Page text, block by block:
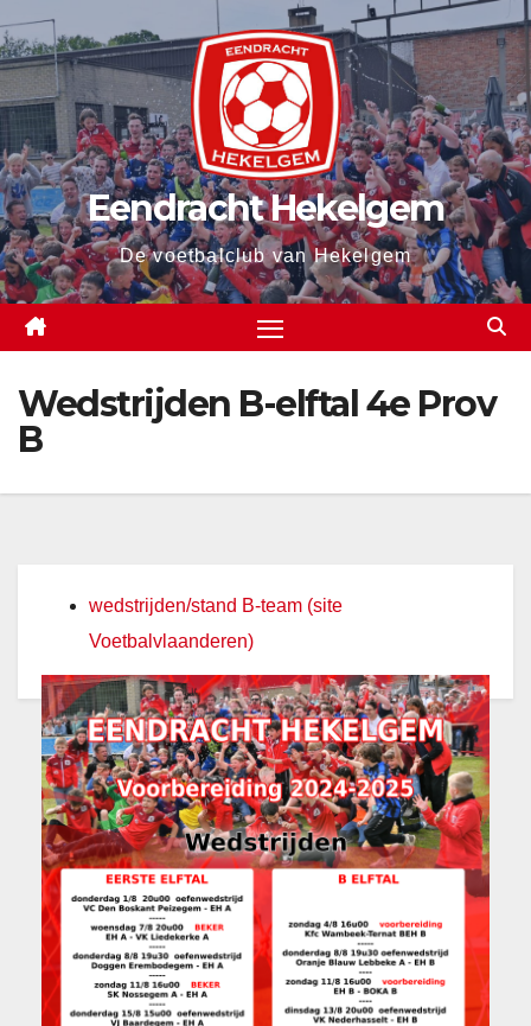
Spring
naar
de
inhoud
Eendracht Hekelgem
De voetbalclub van Hekelgem
Wedstrijden B-elftal 4e Prov
B
wedstrijden/stand B-team (site
Voetbalvlaanderen)